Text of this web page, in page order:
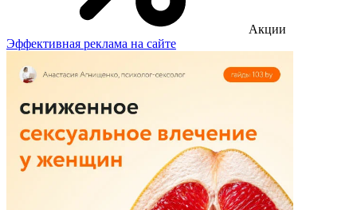
Акции
Эффективная реклама на сайте